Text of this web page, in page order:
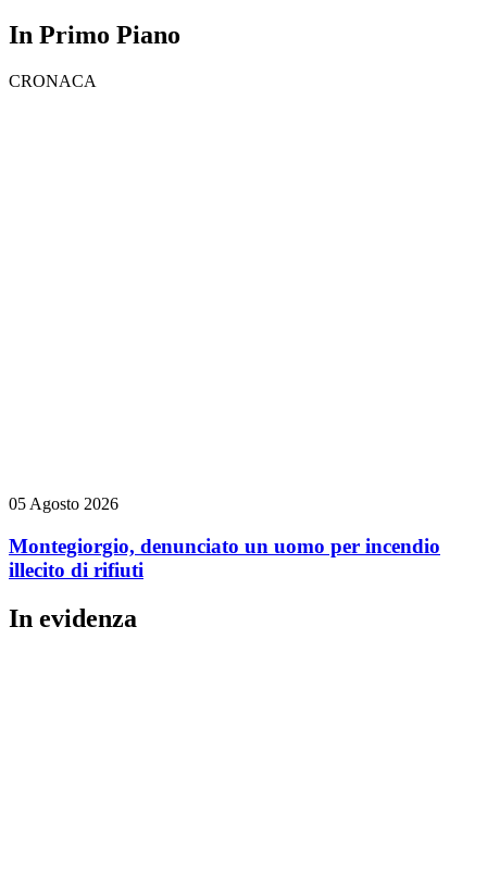
In Primo Piano
CRONACA
05 Agosto 2026
Montegiorgio, denunciato un uomo per incendio
illecito di rifiuti
In evidenza